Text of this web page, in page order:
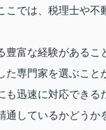
では、税理士や不
富な経験があるこ
専門家を選ぶこ
迅速に対応できる
しているかどう